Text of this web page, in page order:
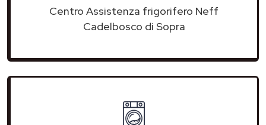
Centro Assistenza frigorifero Neff
Cadelbosco di Sopra